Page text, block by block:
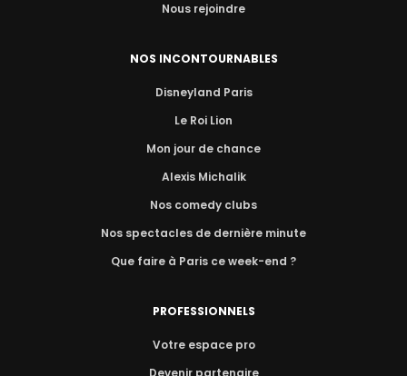
Nous rejoindre
NOS INCONTOURNABLES
Disneyland Paris
Le Roi Lion
Mon jour de chance
Alexis Michalik
Nos comedy clubs
Nos spectacles de dernière minute
Que faire à Paris ce week-end ?
PROFESSIONNELS
Votre espace pro